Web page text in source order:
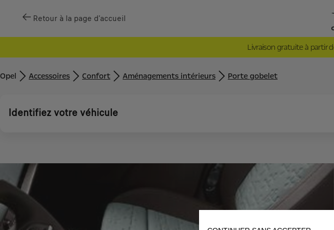
Retour à la page d'accueil
Livraison gratuite à partir
Opel Accessoires Confort Aménagements intérieurs Porte gobelet
Identifiez votre véhicule